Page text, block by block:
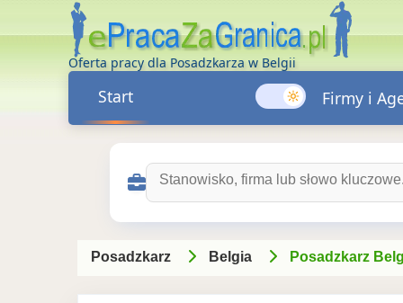
Oferta pracy dla Posadzkarza w Belgii
Start Firmy i
Szukaj ofert pracy:
Posadzkarz Belgia Posadzkarz